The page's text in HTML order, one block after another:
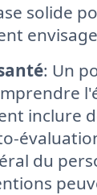
solide
: Un
inclure
du